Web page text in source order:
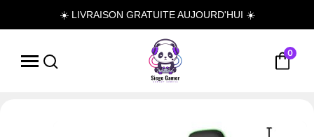
☀️ LIVRAISON GRATUITE AUJOURD'HUI ☀️
0